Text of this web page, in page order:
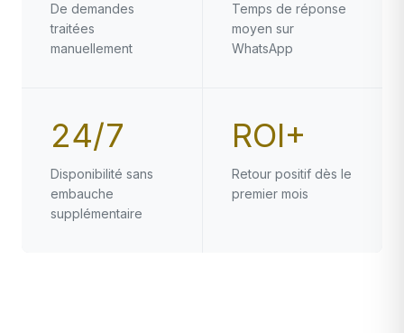
De demandes
traitées
manuellement
Temps de réponse
moyen sur
WhatsApp
24/7
Disponibilité sans
embauche
supplémentaire
ROI+
Retour positif dès le
premier mois